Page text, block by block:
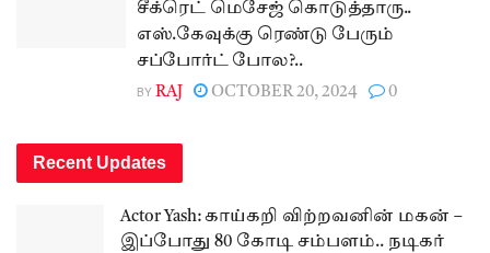
சீக்ரெட் மெசேஜ் கொடுத்தாரு..
எஸ்.கேவுக்கு ரெண்டு பேரும்
சப்போர்ட் போல?..
BY RAJ OCTOBER 20, 2024 0
Recent Updates
Actor Yash: காய்கறி விற்றவனின் மகன் –
இப்போது 80 கோடி சம்பளம்.. நடிகர்